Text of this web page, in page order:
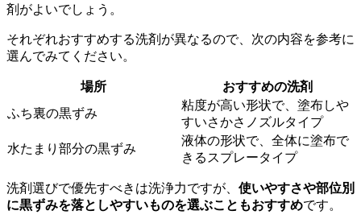
剤がよいでしょう。
それぞれおすすめする洗剤が異なるので、次の内容を参考に
選んでみてください。
場所
おすすめの洗剤
ふち裏の黒ずみ
粘度が高い形状で、塗布しや
すいさかさノズルタイプ
水たまり部分の黒ずみ
液体の形状で、全体に塗布で
きるスプレータイプ
洗剤選びで優先すべきは洗浄力ですが、 使いやすさや部位別
に黒ずみを落としやすいものを選ぶこともおすすめです。